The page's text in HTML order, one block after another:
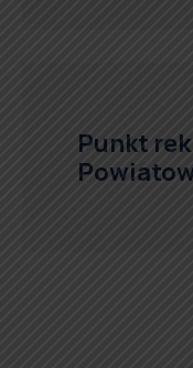
Punkt